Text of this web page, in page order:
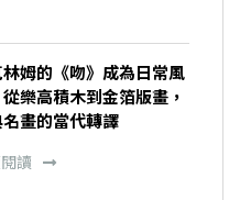
姆的《吻》成為日常風
樂高積木到金箔版畫，
畫的當代轉譯
讀